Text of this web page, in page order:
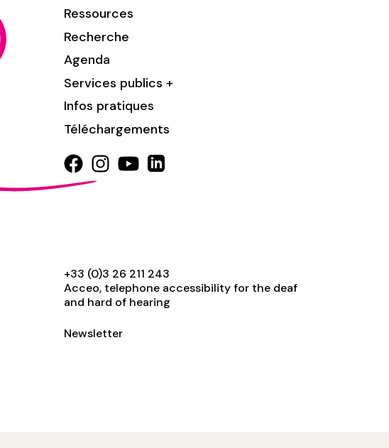
Ressources
Recherche
Agenda
Services publics +
Infos pratiques
Téléchargements
+33 (0)3 26 211 243
Acceo, telephone accessibility for the deaf
and hard of hearing
Newsletter